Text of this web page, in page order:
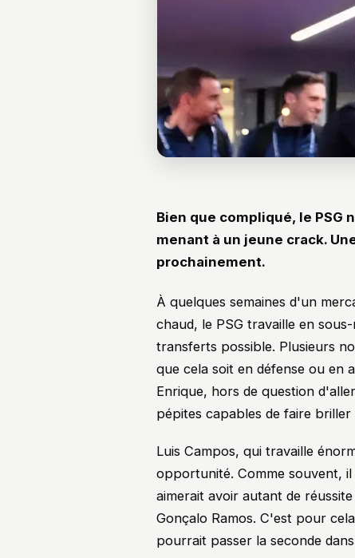
Bien que compliqué, le PSG
menant à un jeune crack.
prochainement.
À quelques semaines d'un
chaud, le PSG travaille en
transferts possible. Plusieurs
que cela soit en défense ou en
Enrique, hors de question
pépites capables de faire briller
Luis Campos, qui travaille
opportunité. Comme souvent,
aimerait avoir autant de
Gonçalo Ramos. C'est pour
pourrait passer la seconde